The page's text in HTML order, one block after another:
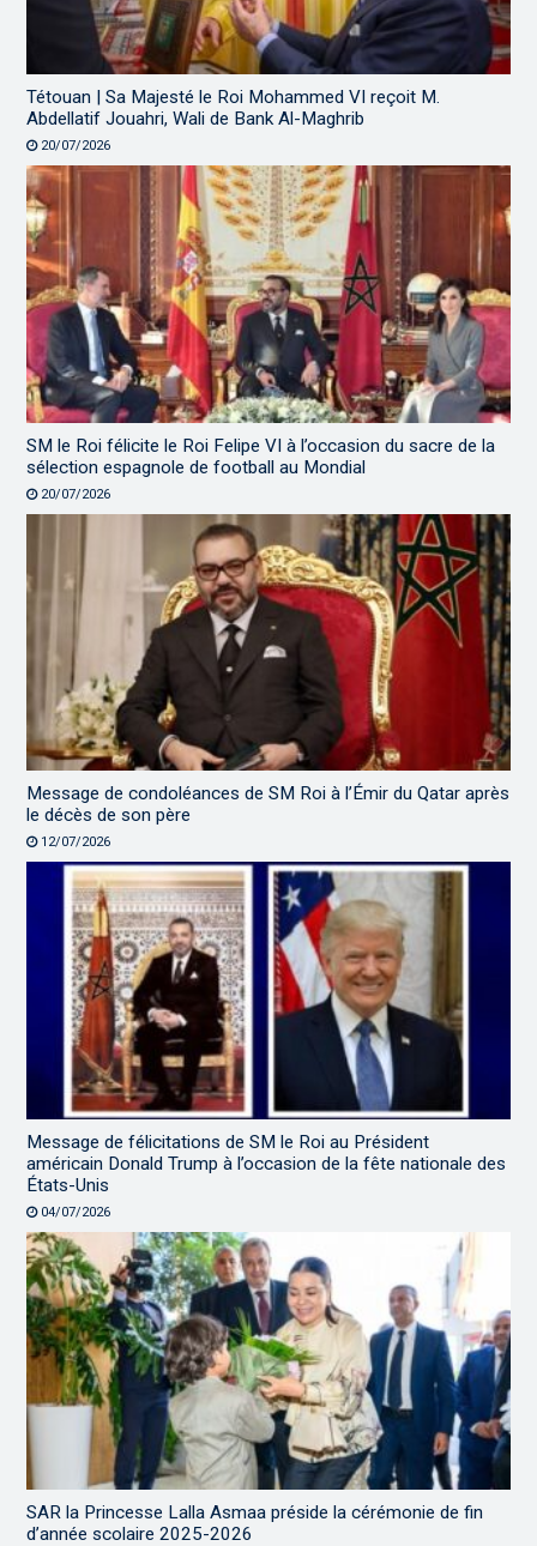
Tétouan | Sa Majesté le Roi Mohammed VI reçoit M.
Abdellatif Jouahri, Wali de Bank Al-Maghrib
20/07/2026
SM le Roi félicite le Roi Felipe VI à l’occasion du sacre de la
sélection espagnole de football au Mondial
20/07/2026
Message de condoléances de SM Roi à l’Émir du Qatar après
le décès de son père
12/07/2026
Message de félicitations de SM le Roi au Président
américain Donald Trump à l’occasion de la fête nationale des
États-Unis
04/07/2026
SAR la Princesse Lalla Asmaa préside la cérémonie de fin
d’année scolaire 2025-2026